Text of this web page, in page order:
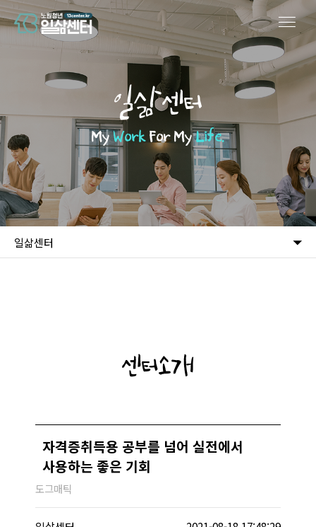
일삶센터
MyWorkFor MyLife.
일삶센터
센터소개
자격증취득용 공부를 넘어 실전에서
사용하는 좋은 기회
도그매틱